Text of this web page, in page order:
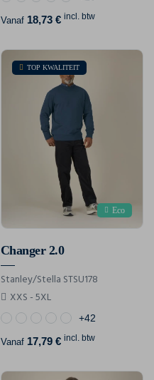
Vanaf 18,73 € incl. btw
TOP KWALITEIT
Eco
Changer 2.0
Stanley/Stella STSU178
XXS - 5XL
+42
Vanaf 17,79 € incl. btw